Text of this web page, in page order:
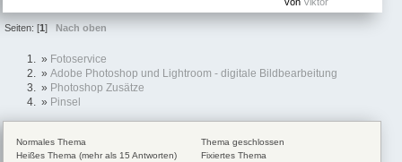
Seiten: [1] Nach oben
» Fotoservice
» Adobe Photoshop und Lightroom - digitale Bildbearbeitung
» Photoshop Zusätze
» Pinsel
Normales Thema
Heißes Thema (mehr als 15 Antworten)
Thema geschlossen
Fixiertes Thema